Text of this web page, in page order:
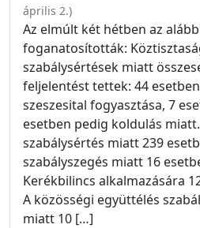
április 2.)
Az elmúlt két hétben az
foganatosították:
szabálysértések miatt
feljelentést tettek: 44
szeszesital fogyasztása, 7
esetben pedig koldulás
szabálysértés miatt 239
szabályszegés miatt 16
Kerékbilincs alkalmazására
A közösségi együttélés
miatt 10 […]